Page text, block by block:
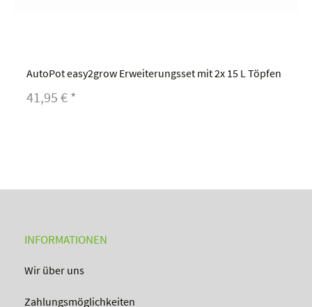
AutoPot easy2grow Erweiterungsset mit 2x 15 L Töpfen
41,95 € *
INFORMATIONEN
Wir über uns
Zahlungsmöglichkeiten